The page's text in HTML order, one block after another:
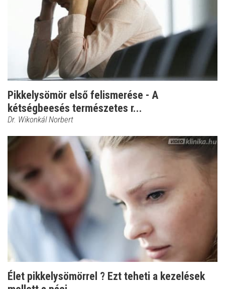
Pikkelysömör első felismerése - A
kétségbeesés természetes r...
Dr. Wikonkál Norbert
Élet pikkelysömörrel ? Ezt teheti a kezelések